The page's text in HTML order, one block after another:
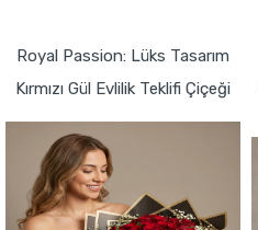
Royal Passion: Lüks Tasarım
Kırmızı Gül Evlilik Teklifi Çiçeği